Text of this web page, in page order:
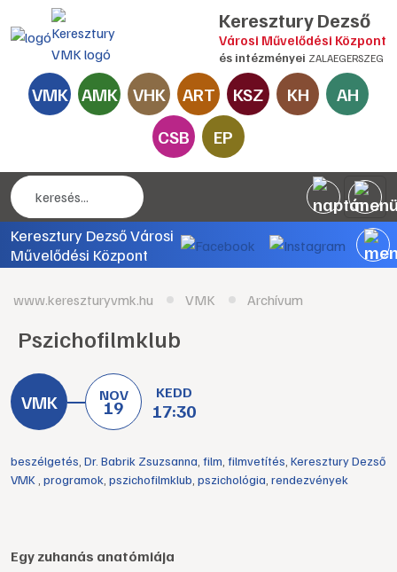
Keresztury Dezső
Városi Művelődési Központ
és intézményei ZALAEGERSZEG
VMK AMK VHK ART KSZ KH
AH
CSB
EP
Keresztury Dezső Városi
Művelődési Központ
www.kereszturyvmk.hu VMK Archívum
Pszichofilmklub
NOV
19
KEDD
17:30
beszélgetés Dr. Babrik Zsuzsanna film filmvetítés Keresztury Dezső
VMK programok pszichofilmklub pszichológia rendezvények
Egy zuhanás anatómiája